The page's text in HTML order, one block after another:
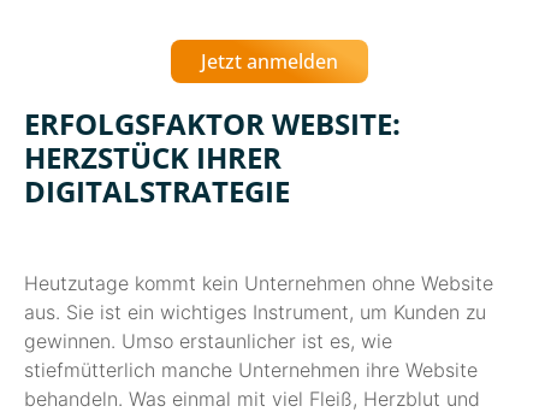
Jetzt anmelden
ERFOLGSFAKTOR WEBSITE:
HERZSTÜCK IHRER
DIGITALSTRATEGIE
Heutzutage kommt kein Unternehmen ohne Website
aus. Sie ist ein wichtiges Instrument, um Kunden zu
gewinnen. Umso erstaunlicher ist es, wie
stiefmütterlich manche Unternehmen ihre Website
behandeln. Was einmal mit viel Fleiß, Herzblut und